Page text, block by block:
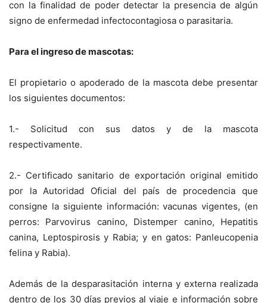
con la finalidad de poder detectar la presencia de algún
signo de enfermedad infectocontagiosa o parasitaria.
Para el ingreso de mascotas:
El propietario o apoderado de la mascota debe presentar
los siguientes documentos:
1.- Solicitud con sus datos y de la mascota
respectivamente.
2.- Certificado sanitario de exportación original emitido
por la Autoridad Oficial del país de procedencia que
consigne la siguiente información: vacunas vigentes, (en
perros: Parvovirus canino, Distemper canino, Hepatitis
canina, Leptospirosis y Rabia; y en gatos: Panleucopenia
felina y Rabia).
Además de la desparasitación interna y externa realizada
dentro de los 30 días previos al viaje e información sobre